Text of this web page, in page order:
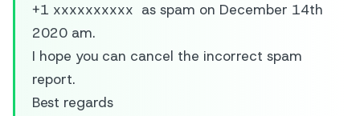
+1 xxxxxxxxxx as spam on December 14th
2020 am.
I hope you can cancel the incorrect spam
report.
Best regards